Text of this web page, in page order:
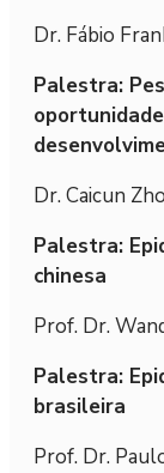
Dr. Fábio
Palestra:
Dr. Caicun
Palestra:
chinesa
Prof. Dr.
Palestra:
brasileira
Prof. Dr.